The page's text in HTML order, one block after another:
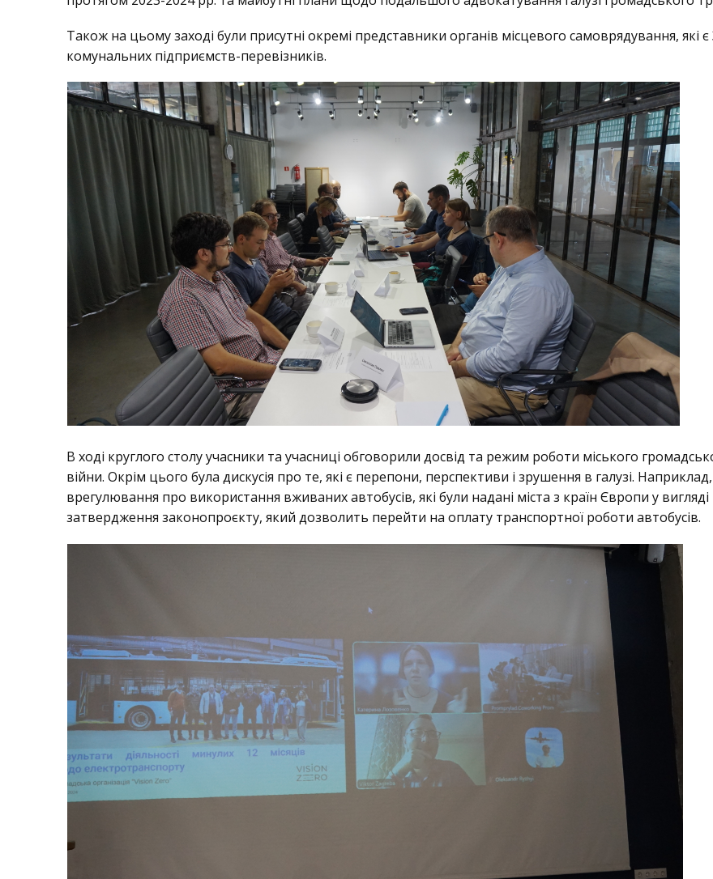
Також на цьому заході були присутні окремі представники органів місцевого самоврядування,
комунальних підприємств-перевізників.
В ході круглого столу учасники та учасниці обговорили досвід та режим роботи міського
війни. Окрім цього була дискусія про те, які є перепони, перспективи і зрушення в галузі.
врегулювання про використання вживаних автобусів, які були надані міста з країн Європи у
затвердження законопроєкту, який дозволить перейти на оплату транспортної роботи автобусів.